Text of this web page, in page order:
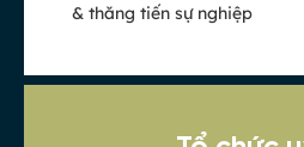
& thăng tiến sự nghiệp